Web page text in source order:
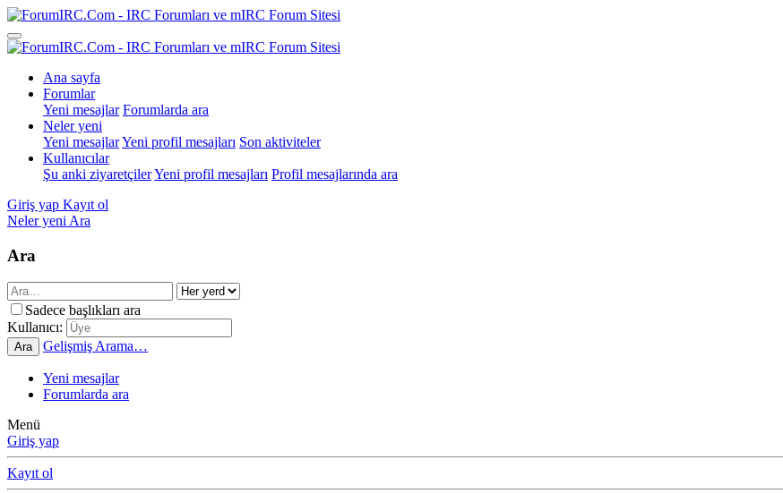
Ana sayfa
Forumlar
Yeni mesajlar Forumlarda ara
Neler yeni
Yeni mesajlarYeni profil mesajları Son aktiviteler
Kullanıcılar
Şu anki ziyaretçilerYeni profil mesajları Profil mesajlarında ara
Giriş yap Kayıt ol
Neler yeni Ara
Ara
Sadece başlıkları ara
Kullanıcı:
Ara Gelişmiş Arama…
Yeni mesajlar
Forumlarda ara
Menü
Giriş yap
Kayıt ol